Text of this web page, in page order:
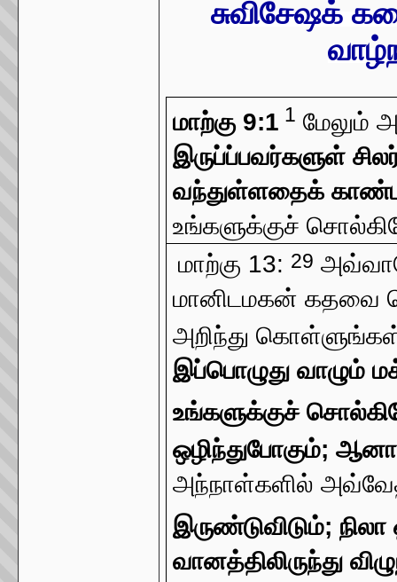
சுவிசேஷக்
மாற்கு 9:1 1 மேலும்
இருப்ப்பவர்களுள்
வந்துள்ளதைக்
உங்களுக்குச்
மாற்கு 13: 29
மானிடமகன் கதவை
அறிந்து
இப்பொழுது வாழும்
உங்களுக்குச்
ஒழிந்துபோகும்;
அந்நாள்களில்
இருண்டுவிடும்;
வானத்திலிருந்து